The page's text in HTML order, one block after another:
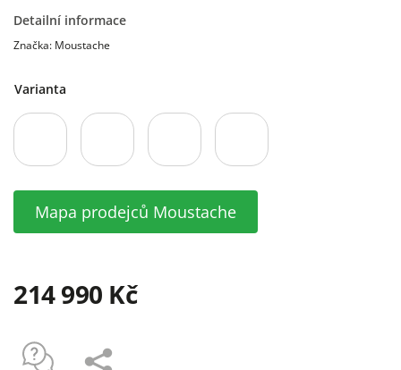
Detailní informace
Značka: Moustache
Varianta
Mapa prodejců Moustache
214 990 Kč